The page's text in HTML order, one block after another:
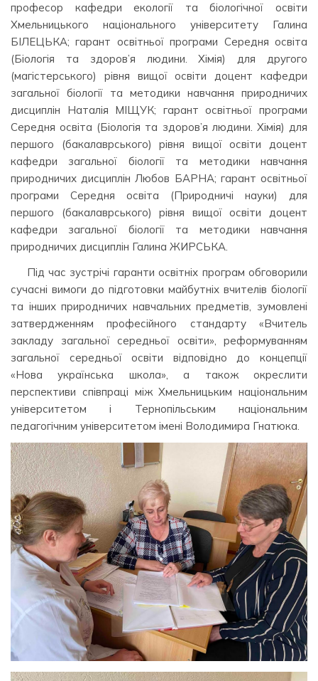
професор кафедри екології та біологічної освіти
Хмельницького національного університету Галина
БІЛЕЦЬКА; гарант освітньої програми Середня освіта
(Біологія та здоров’я людини. Хімія) для другого
(магістерського) рівня вищої освіти доцент кафедри
загальної біології та методики навчання природничих
дисциплін Наталія МІЩУК; гарант освітньої програми
Середня освіта (Біологія та здоров’я людини. Хімія) для
першого (бакалаврського) рівня вищої освіти доцент
кафедри загальної біології та методики навчання
природничих дисциплін Любов БАРНА; гарант освітньої
програми Середня освіта (Природничі науки) для
першого (бакалаврського) рівня вищої освіти доцент
кафедри загальної біології та методики навчання
природничих дисциплін Галина ЖИРСЬКА.
Під час зустрічі гаранти освітніх програм обговорили
сучасні вимоги до підготовки майбутніх вчителів біології
та інших природничих навчальних предметів, зумовлені
затвердженням професійного стандарту «Вчитель
закладу загальної середньої освіти», реформуванням
загальної середньої освіти відповідно до концепції
«Нова українська школа», а також окреслити
перспективи співпраці між Хмельницьким національним
університетом і Тернопільським національним
педагогічним університетом імені Володимира Гнатюка.